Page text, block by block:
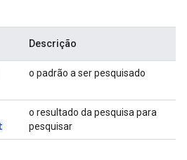
Descrição
o padrão a ser pesquisado
o resultado da pesquisa para
pesquisar